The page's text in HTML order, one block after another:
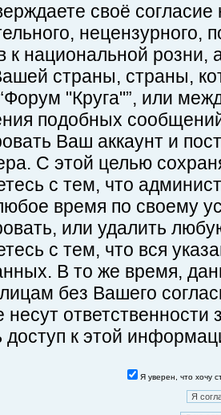
своё
нецензурного,
к национальной
страны, страны,
"Круга"”, или
подобных
Ваш аккаунт и
С этой целью
с тем, что
время по своему
или удалить
с тем, что вся
В то же время,
без Вашего
несут ответственности
доступ к этой
Я уверен, что хочу